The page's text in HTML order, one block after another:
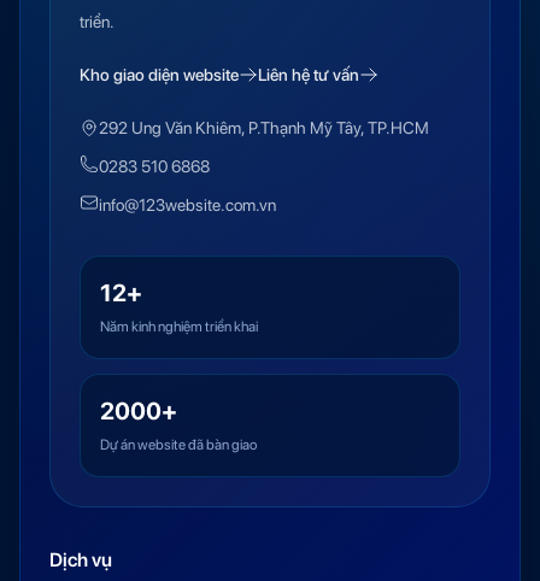
triển.
Kho giao diện website Liên hệ tư vấn
292 Ung Văn Khiêm, P.Thạnh Mỹ Tây, TP.HCM
0283 510 6868
info@123website.com.vn
12+
Năm kinh nghiệm triển khai
2000+
Dự án website đã bàn giao
Dịch vụ